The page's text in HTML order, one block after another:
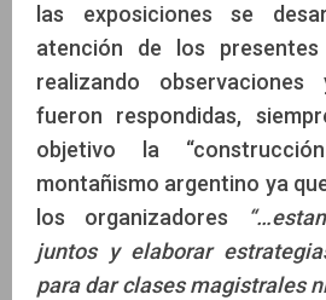
las exposiciones se
atención de los
realizando
fueron respondidas,
objetivo la
montañismo argentino ya
los organizadores
juntos y elaborar
para dar clases magistrales